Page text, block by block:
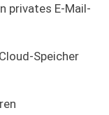
privates E-Mail-
Speicher